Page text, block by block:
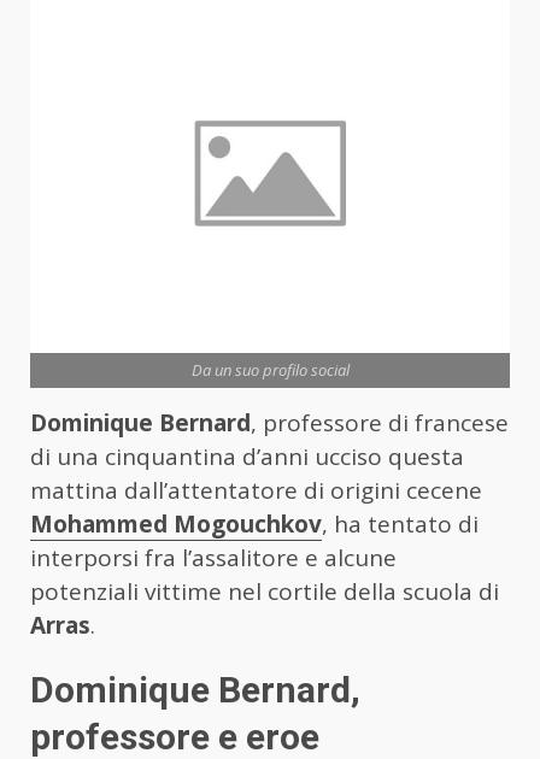
Da un suo profilo social
Dominique Bernard, professore di francese
di una cinquantina d’anni ucciso questa
mattina dall’attentatore di origini cecene
Mohammed Mogouchkov, ha tentato di
interporsi fra l’assalitore e alcune
potenziali vittime nel cortile della scuola di
Arras.
Dominique Bernard,
professore e eroe